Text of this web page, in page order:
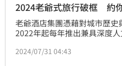
2024老爺式旅行破框 約
老爺酒店集團憑藉對城市歷
2022年起每年推出兼具深度
「破框」為題，打造八條挑戰
2024/07/31 04:43